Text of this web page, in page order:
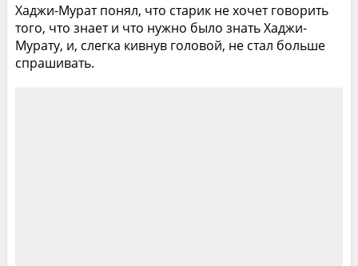
Хаджи-Мурат понял, что старик не хочет говорить
того, что знает и что нужно было знать Хаджи-
Мурату, и, слегка кивнув головой, не стал больше
спрашивать.